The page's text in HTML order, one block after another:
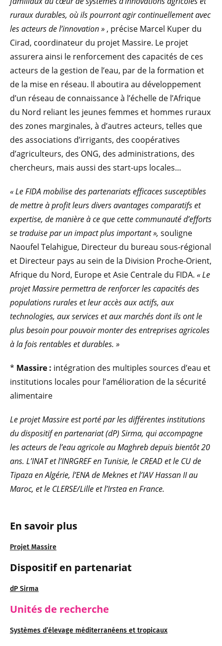
En savoir plus
Projet Massire
Dispositif en partenariat
dP Sirma
Unités de recherche
Systèmes d’élevage méditerranéens et tropicaux
ruraux durables, où ils pourront agir continuellement avec
les acteurs de l’innovation » , précise Marcel Kuper du
Cirad, coordinateur du projet Massire. Le projet
assurera ainsi le renforcement des capacités de ces
acteurs de la gestion de l’eau, par de la formation et
de la mise en réseau. Il aboutira au développement
d’un réseau de connaissance à l’échelle de l’Afrique
du Nord reliant les jeunes femmes et hommes ruraux
des zones marginales, à d’autres acteurs, telles que
des associations d’irrigants, des coopératives
d’agriculteurs, des ONG, des administrations, des
chercheurs, mais aussi des start-ups locales…
« Le FIDA mobilise des partenariats efficaces susceptibles
de mettre à profit leurs divers avantages comparatifs et
expertise, de manière à ce que cette communauté d’efforts
se traduise par un impact plus important », souligne
Naoufel Telahigue, Directeur du bureau sous-régional
et Directeur pays au sein de la Division Proche-Orient,
Afrique du Nord, Europe et Asie Centrale du FIDA. « Le
projet Massire permettra de renforcer les capacités des
populations rurales et leur accès aux actifs, aux
technologies, aux services et aux marchés dont ils ont le
plus besoin pour pouvoir monter des entreprises agricoles
à la fois rentables et durables. »
* Massire : intégration des multiples sources d’eau et
institutions locales pour l’amélioration de la sécurité
alimentaire
Le projet Massire est porté par les différentes institutions
du dispositif en partenariat (dP) Sirma, qui accompagne
les acteurs de l’eau agricole au Maghreb depuis bientôt 20
ans. L’INAT et l’INRGREF en Tunisie, le CREAD et le CU de
Tipaza en Algérie, l’ENA de Meknes et l’IAV Hassan II au
Maroc, et le CLERSE/Lille et l’Irstea en France.